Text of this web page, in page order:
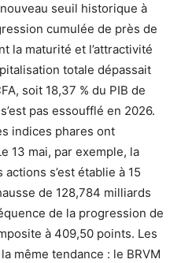
seuil historique à
cumulée de près de
la maturité et l’attractivité
totale dépassait
soit 18,37 % du PIB de
pas essoufflé en 2026.
indices phares ont
13 mai, par exemple, la
s’est établie à 15
de 128,784 milliards
de la progression de
à 409,50 points. Les
même tendance : le BRVM